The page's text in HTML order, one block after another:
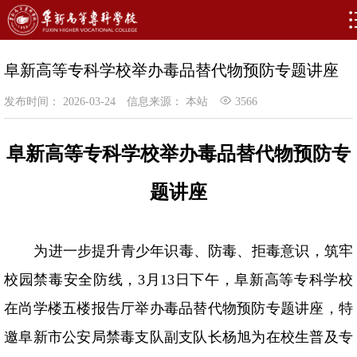
阜新高等专科学校举办毒品替代物预防专题讲座
发布时间： 2026-03-24 信息来源： 本站 3566
阜新高等专科学校举办毒品替代物预防专
题讲座
为进一步提升青少年识毒、防毒、拒毒意识，筑牢
校园禁毒安全防线， 3月13日下午，阜新高等专科学校
在尚学楼五楼报告厅举办毒品替代物预防专题讲座，特
邀阜新市公安局禁毒支队副支队长杨旭为在校生普及专